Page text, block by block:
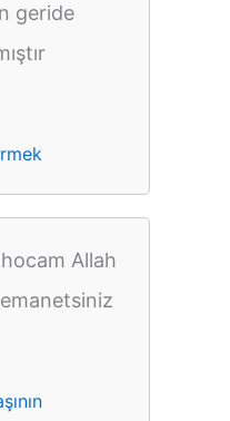
geride
Allah
emanetsiniz